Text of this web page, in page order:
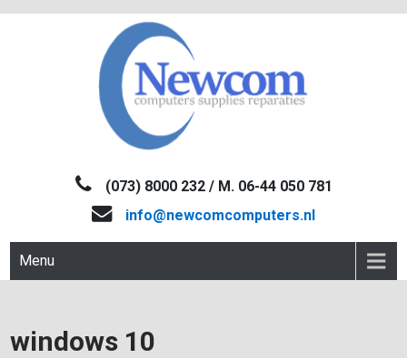
NEWCOM(073) 8000 232 / M. 06-44 050 781
info@newcomcomputers.nl
Menu
windows 10